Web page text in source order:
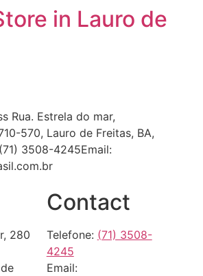
in Lauro de
Rua. Estrela do mar,
570, Lauro de Freitas, BA,
3508-4245Email:
280
Contact
Telefone: (71) 3508-
4245
Email: